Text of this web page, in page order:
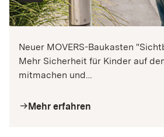
Neuer MOVERS-Baukasten
Mehr Sicherheit für Kinder auf
mitmachen und…
arrow_right Mehr erfahren